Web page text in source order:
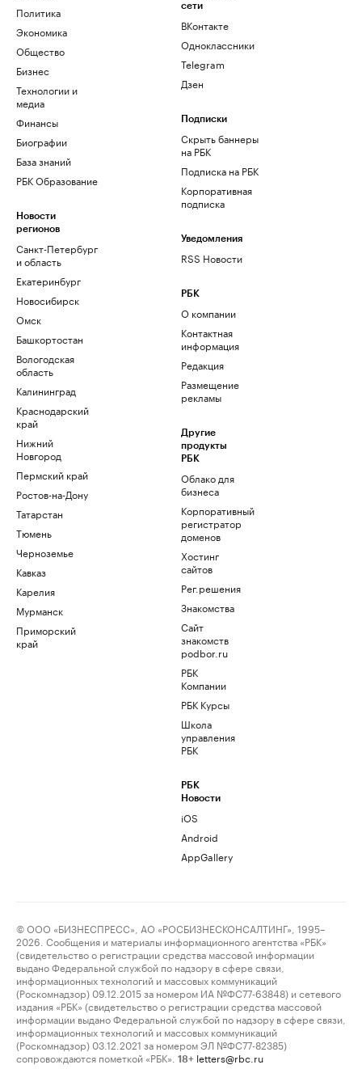
Политика
Экономика
Общество
Бизнес
Технологии и
медиа
Финансы
Биографии
База знаний
РБК Образование
Новости
регионов
Санкт-Петербург
и область
Екатеринбург
Новосибирск
Омск
Башкортостан
Вологодская
область
Калининград
Краснодарский
край
Нижний
Новгород
Пермский край
Ростов-на-Дону
Татарстан
Тюмень
Черноземье
Кавказ
Карелия
Мурманск
Приморский
край
сети
ВКонтакте
Одноклассники
Telegram
Дзен
Подписки
Скрыть баннеры
на РБК
Подписка на РБК
Корпоративная
подписка
Уведомления
RSS Новости
РБК
О компании
Контактная
информация
Редакция
Размещение
рекламы
Другие
продукты
РБК
Облако для
бизнеса
Корпоративный
регистратор
доменов
Хостинг
сайтов
Рег.решения
Знакомства
Сайт
знакомств
podbor.ru
РБК
Компании
РБК Курсы
Школа
управления
РБК
РБК
Новости
iOS
Android
AppGallery
© ООО «БИЗНЕСПРЕСС», АО «РОСБИЗНЕСКОНСАЛТИНГ», 1995–
2026. Сообщения и материалы информационного агентства «РБК»
(свидетельство о регистрации средства массовой информации
выдано Федеральной службой по надзору в сфере связи,
информационных технологий и массовых коммуникаций
(Роскомнадзор) 09.12.2015 за номером ИА №ФС77-63848) и сетевого
издания «РБК» (свидетельство о регистрации средства массовой
информации выдано Федеральной службой по надзору в сфере связи,
информационных технологий и массовых коммуникаций
(Роскомнадзор) 03.12.2021 за номером ЭЛ №ФС77-82385)
сопровождаются пометкой «РБК».
18+ letters@rbc.ru